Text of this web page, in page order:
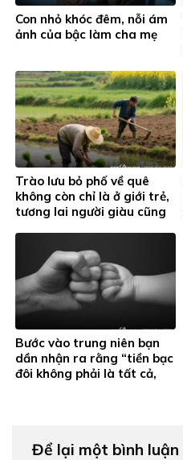
Con nhỏ khóc đêm, nỗi ám
ảnh của bậc làm cha mẹ
Trào lưu bỏ phố về quê
không còn chỉ là ở giới trẻ,
tương lai người giàu cũng
Bước vào trung niên bạn
dần nhận ra rằng “tiền bạc
đôi không phải là tất cả,
Để lại một bình luận